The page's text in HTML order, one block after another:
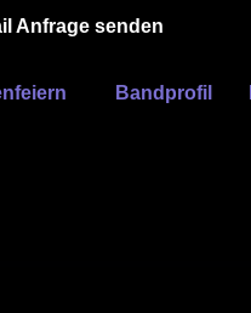
Anfrage senden
Bandprofil